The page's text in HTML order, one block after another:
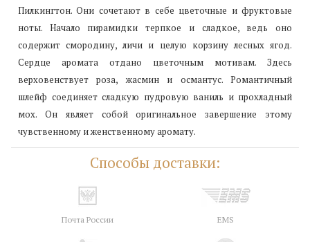
Пилкингтон. Они сочетают в себе цветочные и фруктовые
ноты. Начало пирамидки терпкое и сладкое, ведь оно
содержит смородину, личи и целую корзину лесных ягод.
Сердце аромата отдано цветочным мотивам. Здесь
верховенствует роза, жасмин и османтус. Романтичный
шлейф соединяет сладкую пудровую ваниль и прохладный
мох. Он являет собой оригинальное завершение этому
чувственному и женственному аромату.
Способы доставки:
Почта России EMS